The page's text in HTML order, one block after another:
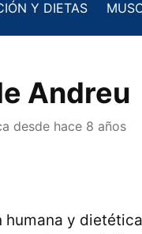
Y DIETAS
Andreu
desde hace 8 años
humana y